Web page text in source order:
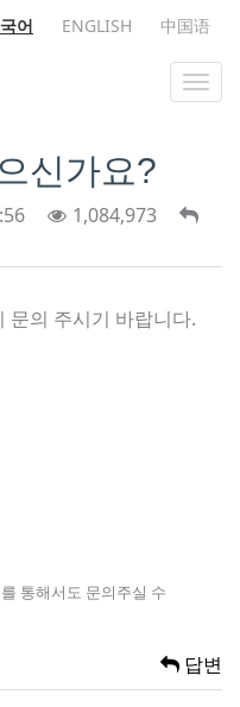
어 ENGLISH 中国语
신가요?
1,084,973
문의 주시기 바랍니다.
통해서도 문의주실 수
답변